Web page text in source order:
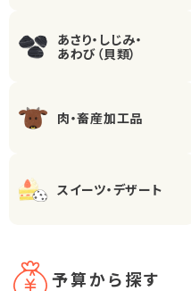
あさり・しじみ・
あわび（貝類）
肉・畜産加工品
スイーツ・デザート
予算から探す